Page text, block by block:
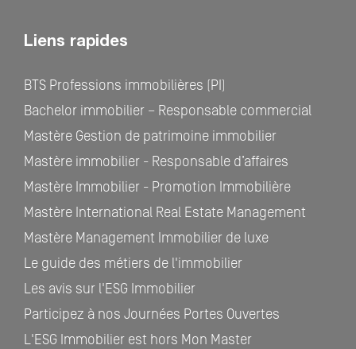
Liens rapides
BTS Professions immobilières (PI)
Bachelor immobilier – Responsable commercial
Mastère Gestion de patrimoine immobilier
Mastère immobilier - Responsable d’affaires
Mastère Immobilier - Promotion Immobilière
Mastère International Real Estate Management
Mastère Management Immobilier de luxe
Le guide des métiers de l'immobilier
Les avis sur l'ESG Immobilier
Participez à nos Journées Portes Ouvertes
L'ESG Immobilier est hors Mon Master